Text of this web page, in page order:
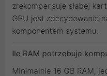
zrekompensuje słabej
GPU jest zdecydowanie
komponentem systemu.
Ile RAM potrzebuje
Minimalnie 16 GB RAM,